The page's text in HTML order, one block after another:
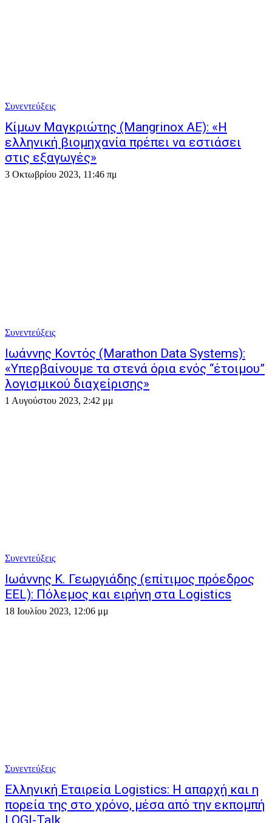
Συνεντεύξεις
Κίμων Μαγκριώτης (Mangrinox ΑΕ): «Η
ελληνική βιομηχανία πρέπει να εστιάσει
στις εξαγωγές»
3 Οκτωβρίου 2023, 11:46 πμ
Συνεντεύξεις
Ιωάννης Κοντός (Marathon Data Systems):
«Υπερβαίνουμε τα στενά όρια ενός “έτοιμου”
λογισμικού διαχείρισης»
1 Αυγούστου 2023, 2:42 μμ
Συνεντεύξεις
Ιωάννης Κ. Γεωργιάδης (επίτιμος πρόεδρος
EEL): Πόλεμος και ειρήνη στα Logistics
18 Ιουλίου 2023, 12:06 μμ
Συνεντεύξεις
Ελληνική Εταιρεία Logistics: Η απαρχή και η
πορεία της στο χρόνο, μέσα από την εκπομπή
LOGI-Talk